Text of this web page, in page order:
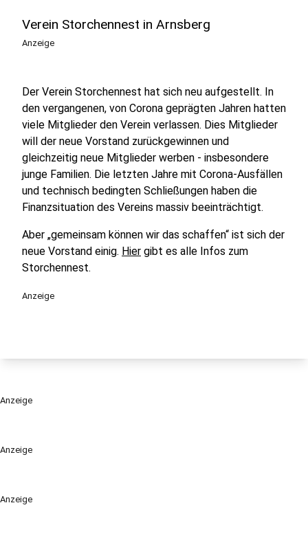
Anzeige
Anzeige
Verein Storchennest in Arnsberg
Anzeige
Der Verein Storchennest hat sich neu aufgestellt. In
den vergangenen, von Corona geprägten Jahren hatten
viele Mitglieder den Verein verlassen. Dies Mitglieder
will der neue Vorstand zurückgewinnen und
gleichzeitig neue Mitglieder werben - insbesondere
junge Familien. Die letzten Jahre mit Corona-Ausfällen
und technisch bedingten Schließungen haben die
Finanzsituation des Vereins massiv beeinträchtigt.
Aber „gemeinsam können wir das schaffen“ ist sich der
neue Vorstand einig. Hier gibt es alle Infos zum
Storchennest.
Anzeige
Anzeige